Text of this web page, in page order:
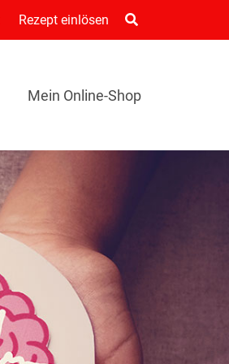
Rezept einlösen
Mein Online-Shop